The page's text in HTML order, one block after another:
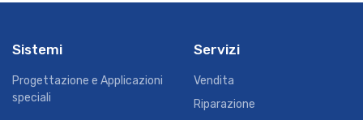
Sistemi
Progettazione e Applicazioni
speciali
Servizi
Vendita
Riparazione